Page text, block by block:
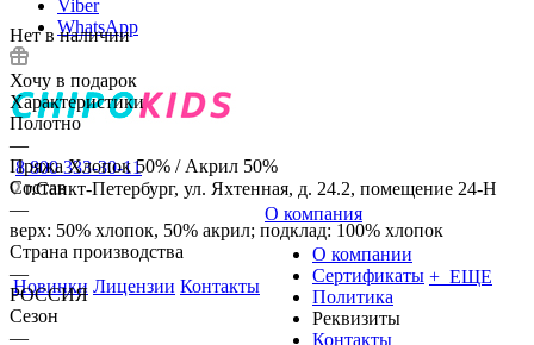
Viber
WhatsApp
8 800 333-30-11
г.Санкт-Петербург, ул. Яхтенная, д. 24.2, помещение 24-Н
Новинки Лицензии Контакты
О компания
О компании
Сертификаты
Политика
Реквизиты
Контакты
+ ЕЩЕ
Нет в наличии
Хочу в подарок
Характеристики
Полотно
—
Пряжа Хлопок 50% / Акрил 50%
Состав
—
верх: 50% хлопок, 50% акрил; подклад: 100% хлопок
Страна производства
—
РОССИЯ
Сезон
—